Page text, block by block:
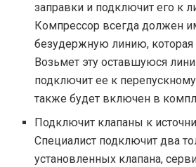
заправки и подключит его к
Компрессор всегда должен
безудержную линию, которая
Возьмет эту оставшуюся
подключит ее к
также будет включен в
Подключит клапаны к
Специалист подключит два
установленных клапана,